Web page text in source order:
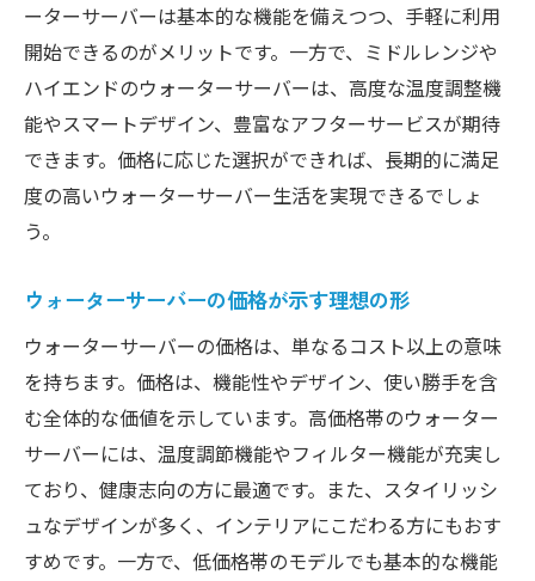
ーターサーバーは基本的な機能を備えつつ、手軽に利用
開始できるのがメリットです。一方で、ミドルレンジや
ハイエンドのウォーターサーバーは、高度な温度調整機
能やスマートデザイン、豊富なアフターサービスが期待
できます。価格に応じた選択ができれば、長期的に満足
度の高いウォーターサーバー生活を実現できるでしょ
う。
ウォーターサーバーの価格が示す理想の形
ウォーターサーバーの価格は、単なるコスト以上の意味
を持ちます。価格は、機能性やデザイン、使い勝手を含
む全体的な価値を示しています。高価格帯のウォーター
サーバーには、温度調節機能やフィルター機能が充実し
ており、健康志向の方に最適です。また、スタイリッシ
ュなデザインが多く、インテリアにこだわる方にもおす
すめです。一方で、低価格帯のモデルでも基本的な機能